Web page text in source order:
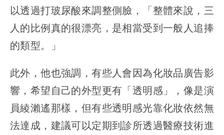
以透過打玻尿酸來調整側臉，「整體來說，三
人的比例真的很漂亮，是相當受到一般人追捧
的類型。」
此外，他也強調，有些人會因為化妝品廣告影
響，希望自己的外型更有「透明感」，像是演
員綾瀨遙那樣，但有些透明感光靠化妝依然無
法達成，建議可以定期到診所透過醫療技術進